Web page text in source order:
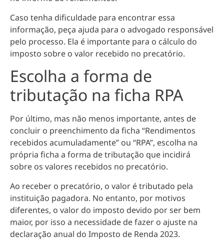
Caso tenha dificuldade para encontrar essa
informação, peça ajuda para o advogado responsável
pelo processo. Ela é importante para o cálculo do
imposto sobre o valor recebido no precatório.
Escolha a forma de
tributação na ficha RPA
Por último, mas não menos importante, antes de
concluir o preenchimento da ficha “Rendimentos
recebidos acumuladamente” ou “RPA”, escolha na
própria ficha a forma de tributação que incidirá
sobre os valores recebidos no precatório.
Ao receber o precatório, o valor é tributado pela
instituição pagadora. No entanto, por motivos
diferentes, o valor do imposto devido por ser bem
maior, por isso a necessidade de fazer o ajuste na
declaração anual do Imposto de Renda 2023.